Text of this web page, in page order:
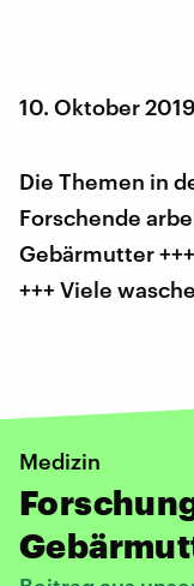
10. Oktober 2019
Die Themen in
Forschende
Gebärmutter
+++ Viele
Medizin